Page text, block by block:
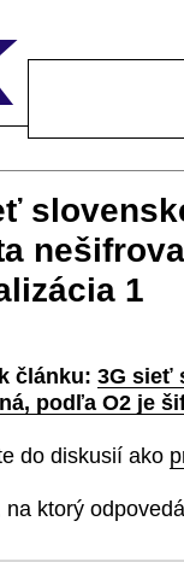
1
článku: 3G sieť
podľa O2 je
do diskusií ako
na ktorý